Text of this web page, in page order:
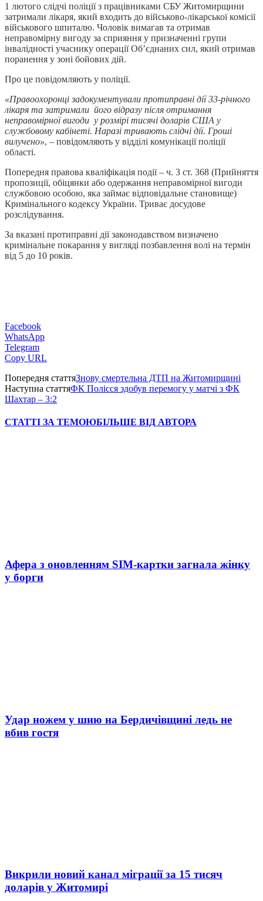
1 лютого слідчі поліції з працівниками СБУ Житомирщини
затримали лікаря, який входить до військово-лікарської комісії
військового шпиталю. Чоловік вимагав та отримав
неправомірну вигоду за сприяння у призначенні групи
інвалідності учаснику операції Об’єднаних сил, який отримав
поранення у зоні бойових дій.
Про це повідомляють у поліції.
«Правоохоронці задокументували протиправні дії 33-річного
лікаря та затримали його відразу після отримання
неправомірної вигоди у розмірі тисячі доларів США у
службовому кабінеті. Наразі тривають слідчі дії. Гроші
вилучено», – повідомляють у відділі комунікації поліції
області.
Попередня правова кваліфікація події – ч. 3 ст. 368 (Прийняття
пропозиції, обіцянки або одержання неправомірної вигоди
службовою особою, яка займає відповідальне становище)
Кримінального кодексу України. Триває досудове
розслідування.
За вказані протиправні дії законодавством визначено
кримінальне покарання у вигляді позбавлення волі на термін
від 5 до 10 років.
Facebook
WhatsApp
Telegram
Copy URL
Попередня статтяЗнову смертельна ДТП на Житомирщині
Наступна статтяФК Полісся здобув перемогу у матчі з ФК
Шахтар – 3:2
СТАТТІ ЗА ТЕМОЮБІЛЬШЕ ВІД АВТОРА
Афера з оновленням SIM-картки загнала жінку
у борги
Удар ножем у шию на Бердичівщині ледь не
вбив гостя
Викрили новий канал міграції за 15 тисяч
доларів у Житомирі